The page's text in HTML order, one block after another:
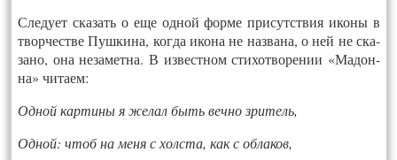
Сле­ду­ет ска­зать о еще од­ной фор­ме при­сутс­твия ико­ны в
твор­чест­ве Пуш­ки­на, ког­да ико­на не наз­ва­на, о ней не ска­
зано, она не­замет­на. В из­вест­ном сти­хот­во­рении «Ма­дон­
на» чи­та­ем:
Од­ной кар­ти­ны я же­лал быть веч­но зри­тель,
Од­ной: чтоб на ме­ня с холс­та, как с об­ла­ков,